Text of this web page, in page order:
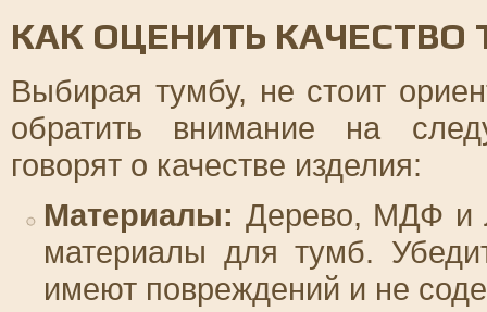
КАК ОЦЕНИТЬ КАЧЕСТВО
Выбирая тумбу, не стоит
обратить внимание на
говорят о качестве изделия:
Материалы: Дерево, МДФ и
материалы для тумб.
имеют повреждений и не